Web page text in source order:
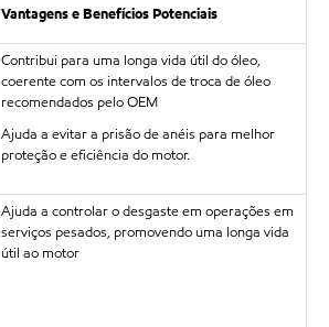
Vantagens e Benefícios Potenciais
Contribui para uma longa vida útil do óleo,
coerente com os intervalos de troca de óleo
recomendados pelo OEM
Ajuda a evitar a prisão de anéis para melhor
proteção e eficiência do motor.
Ajuda a controlar o desgaste em operações em
serviços pesados, promovendo uma longa vida
útil ao motor